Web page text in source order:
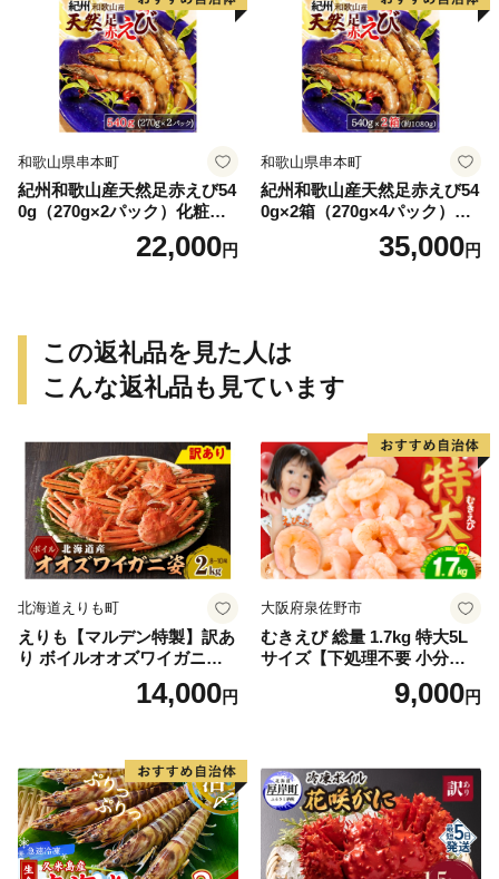
和歌山県串本町
紀州和歌山産天然足赤えび54
0g（270g×2パック）化粧箱
入 ※2026年12月上旬〜2027
年2月上旬頃順次発送予定
22,000円
和歌山県串本町
紀州和歌山産天然足赤えび54
0g×2箱（270g×4パック）化
粧箱入 ※2026年12月上旬〜2
027年2月上旬頃順次発送予定
ず【uot773A】
35,000円
この返礼品を見た人は
こんな返礼品も見ています
北海道えりも町
えりも【マルデン特製】訳あ
り ボイルオオズワイガニ姿2
kg《1kg(４尾～５尾)×2》【e
r002-051-a】 / ふるさと納税
イル済み 冷凍 カニ 蟹 かに
カニ味噌 甲羅 お得 格安 小ぶ
り 解凍 カニ鍋 甲羅焼き 海鮮
返礼品 特産品 新鮮 濃厚 旨み
簡単調理 家庭用 ギフト グル
メ
14,000円
大阪府泉佐野市
むきえび 総量 1.7kg 特大5L
サイズ【下処理不要 小分け 8
50g×2P 訳あり サイズ不揃い
バナメイエビ バラ凍結】
9,000円